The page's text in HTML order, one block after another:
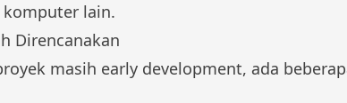
komputer lain.
Direncanakan
masih early development, ada